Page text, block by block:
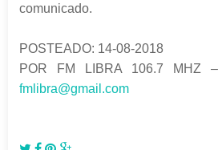
comunicado.
POSTEADO: 14-08-2018
POR FM LIBRA 106.7 MHZ
fmlibra@gmail.com